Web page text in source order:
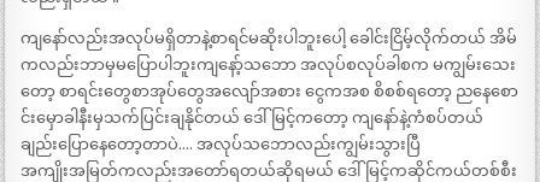
ကျနော်လည်းအလုပ်မရှိတာနဲ့စာရင်မဆိုးပါဘူးပေါ့ ခေါင်းငြိမ့်လိုက်တယ် အိမ်
ကလည်းဘာမှမပြောပါဘူးကျနော့်သဘော အလုပ်စလုပ်ခါစက မကျွမ်းသေး
တော့ စာရင်းတွေစာအုပ်တွေအလျော်အစား ငွေကအစ စိစစ်ရတော့ ညနေစော
င်းမှောခါနီးမှသက်ပြင်းချနိုင်တယ် ဒေါ်မြင့်ကတော့ ကျနော်နဲ့ကံစပ်တယ်
ချည်းပြောနေတော့တာပဲ…. အလုပ်သဘောလည်းကျွမ်းသွားပြီ
အကျိုးအမြတ်ကလည်းအတော်ရတယ်ဆိုရမယ် ဒေါ်မြင့်ကဆိုင်ကယ်တစ်စီး